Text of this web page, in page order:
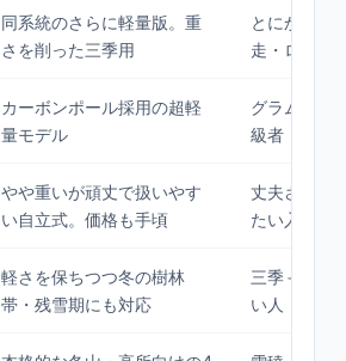
同系統のさらに軽量版。重
さを削った三季用
とにかく軽
走・ロング
カーボンポール採用の超軽
量モデル
グラム単位
級者
やや重いが頑丈で扱いやす
い自立式。価格も手頃
丈夫さと予
たい入門〜
軽さを保ちつつ冬の樹林
帯・残雪期にも対応
三季＋αま
い人